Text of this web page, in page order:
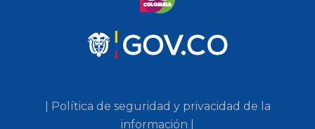
| Política de seguridad y privacidad de la
información |